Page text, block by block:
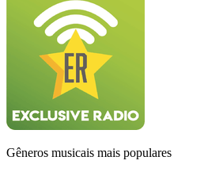
Gêneros musicais mais populares